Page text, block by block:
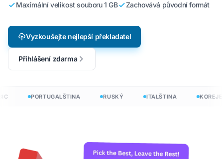
Maximální velikost souboru 1 GB Zachovává původní formát
Vyzkoušejte nejlepší překladatel
Přihlášení zdarma
PORTUGALŠTINA RUSKÝ ITALŠTINA KOREJEC